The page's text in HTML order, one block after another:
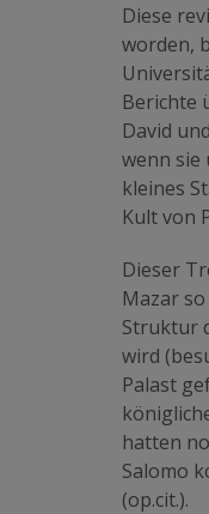
Diese
worden,
Berichte
David
wenn sie
kleines
Kult von
Dieser
Mazar
Struktur
wird
Palast
hatten
Salomo
(op.cit.).